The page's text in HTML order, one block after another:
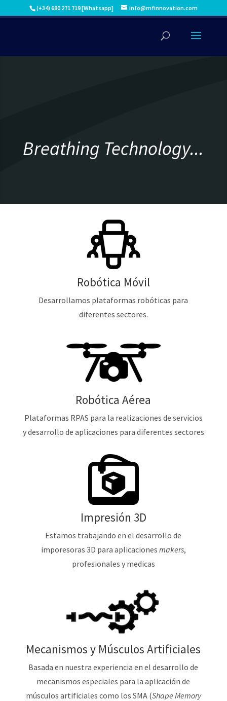
(+34) 680 271 719 [Whatsapp] info@mfinnovation.com
Breathing Technology...
Robótica Móvil
Desarrollamos plataformas robóticas para
diferentes sectores.
Robótica Aérea
Plataformas RPAS para la realizaciones de servicios
y desarrollo de aplicaciones para diferentes sectores
Impresión 3D
Estamos trabajando en el desarrollo de
imporesoras 3D para aplicaciones makers,
profesionales y medicas
Mecanismos y Músculos Artificiales
Basada en nuestra experiencia en el desarrollo de
mecanismos especiales para la aplicación de
músculos artificiales como los SMA (Shape Memory